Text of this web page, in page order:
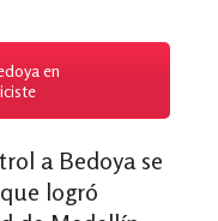
en
a Bedoya se
logró